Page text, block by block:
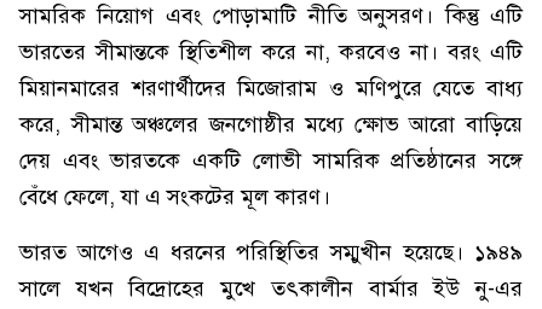
সামরিক নিয়োগ এবং পোড়ামাটি নীতি অনুসরণ। কিন্তু এটি
ভারতের সীমান্তকে স্থিতিশীল করে না, করবেও না। বরং এটি
মিয়ানমারের শরণার্থীদের মিজোরাম ও মণিপুরে যেতে বাধ্য
করে, সীমান্ত অঞ্চলের জনগোষ্ঠীর মধ্যে ক্ষোভ আরো বাড়িয়ে
দেয় এবং ভারতকে একটি লোভী সামরিক প্রতিষ্ঠানের সঙ্গে
বেঁধে ফেলে, যা এ সংকটের মূল কারণ।
ভারত আগেও এ ধরনের পরিস্থিতির সম্মুখীন হয়েছে। ১৯৪৯
সালে যখন বিদ্রোহের মুখে তৎকালীন বার্মার ইউ নু-এর